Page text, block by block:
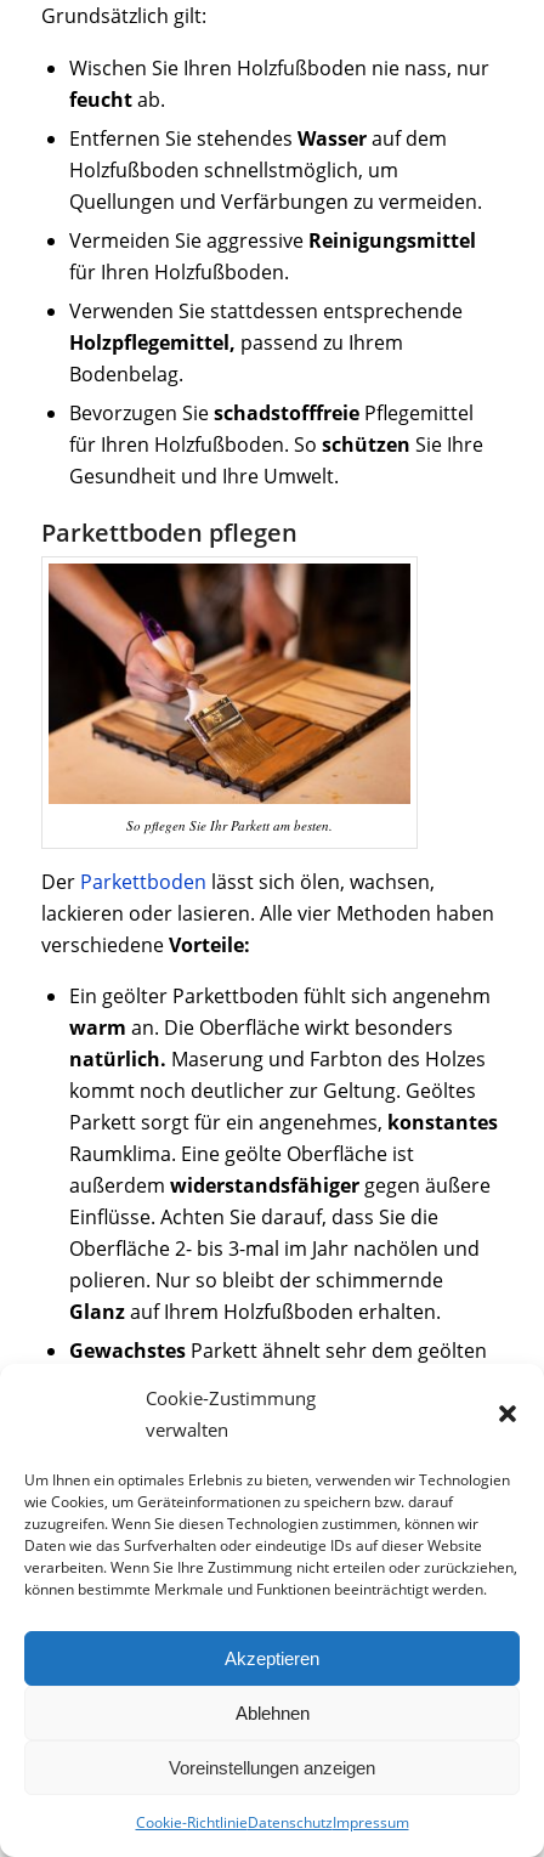
Cookie-Zustimmung
verwalten
Um Ihnen ein optimales Erlebnis zu bieten, verwenden wir Technologien
wie Cookies, um Geräteinformationen zu speichern bzw. darauf
zuzugreifen. Wenn Sie diesen Technologien zustimmen, können wir
Daten wie das Surfverhalten oder eindeutige IDs auf dieser Website
verarbeiten. Wenn Sie Ihre Zustimmung nicht erteilen oder zurückziehen,
können bestimmte Merkmale und Funktionen beeinträchtigt werden.
Akzeptieren
Ablehnen
Voreinstellungen anzeigen
Cookie-RichtlinieDatenschutzImpressum
Grundsätzlich gilt:
Wischen Sie Ihren Holzfußboden nie nass, nur
feuchtab.
Entfernen Sie stehendes Wasserauf dem
Holzfußboden schnellstmöglich, um
Quellungen und Verfärbungen zu vermeiden.
Vermeiden Sie aggressive Reinigungsmittel
für Ihren Holzfußboden.
Verwenden Sie stattdessen entsprechende
Holzpflegemittel, passend zu Ihrem
Bodenbelag.
Bevorzugen SieschadstofffreiePflegemittel
für Ihren Holzfußboden. So schützen Sie Ihre
Gesundheit und Ihre Umwelt.
Parkettboden pflegen
So pflegen Sie Ihr Parkett am besten.
Der Parkettboden lässt sich ölen, wachsen,
lackieren oder lasieren. Alle vier Methoden haben
verschiedeneVorteile:
Ein geölter Parkettboden fühlt sich angenehm
warm an. Die Oberfläche wirkt besonders
natürlich. Maserung und Farbton des Holzes
kommt noch deutlicher zur Geltung. Geöltes
Parkett sorgt für ein angenehmes, konstantes
Raumklima. Eine geölte Oberfläche ist
außerdem widerstandsfähigergegen äußere
Einflüsse. Achten Sie darauf, dass Sie die
Oberfläche 2- bis 3-mal im Jahr nachölen und
polieren. Nur so bleibt der schimmernde
Glanzauf Ihrem Holzfußboden erhalten.
GewachstesParkett ähnelt sehr dem geölten
widerstandsfähiger. Die Haptik ist allgemein
weicher.
Lackiertes Parkett ist derrobustesteSchutz für
Ihren Bodenbelag. Die Schutzschicht eines
lackierten Bodens hält bis zu 15 Jahre.
Gleichzeitig sparen Sie sich regelmäßige
Lasiertes Parkett bietet Vorteile aus lackiertem
und geölten Parkett. Die Lasur
das Holz weiterhin und beeinflusst
Maserung und Holzton des Parketts sichtbar.